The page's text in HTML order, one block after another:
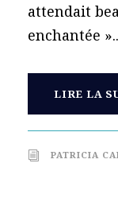
attendait
enchantée
LIRE LA
PATRICIA